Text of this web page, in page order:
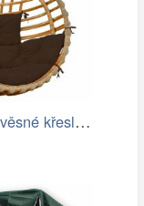
Proutěné závěsné křeslo Elis, přírodní…